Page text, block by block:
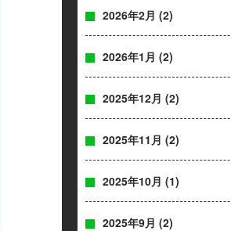
2026年2月 (2)
2026年1月 (2)
2025年12月 (2)
2025年11月 (2)
2025年10月 (1)
2025年9月 (2)